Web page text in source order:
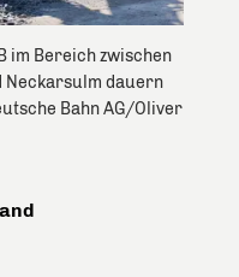
im Bereich zwischen
Neckarsulm dauern
Bahn AG/Oliver